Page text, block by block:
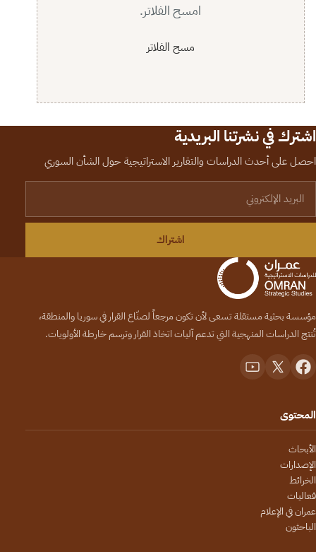
امسح الفلاتر.
مسح الفلاتر
اشترك في نشرتنا البريدية
احصل على أحدث الدراسات والتقارير الاستراتيجية حول الشأن السوري
اشتراك
مؤسسة بحثية مستقلة تسعى لأن تكون مرجعاً لصنّاع القرار في سوريا والمنطقة،
تُنتج الدراسات المنهجية التي تدعم آليات اتخاذ القرار وترسم خارطة الأولويات.
المحتوى
الأبحاث
الإصدارات
الخرائط
فعاليات
عمران في الإعلام
الباحثون